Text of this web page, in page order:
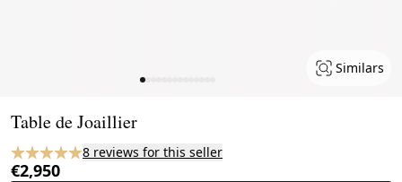
Similars
Table de Joaillier
8 reviews for this seller
€2,950